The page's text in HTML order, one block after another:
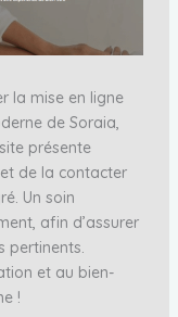
la mise en ligne
de Soraia,
présente
de la contacter
Un soin
afin d’assurer
pertinents.
et au bien-
!